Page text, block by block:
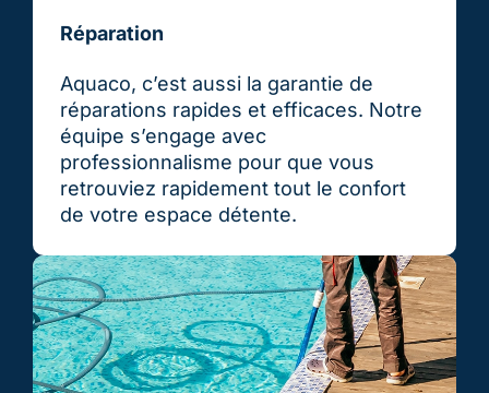
Réparation
Aquaco, c’est aussi la garantie de
réparations rapides et efficaces. Notre
équipe s’engage avec
professionnalisme pour que vous
retrouviez rapidement tout le confort
de votre espace détente.